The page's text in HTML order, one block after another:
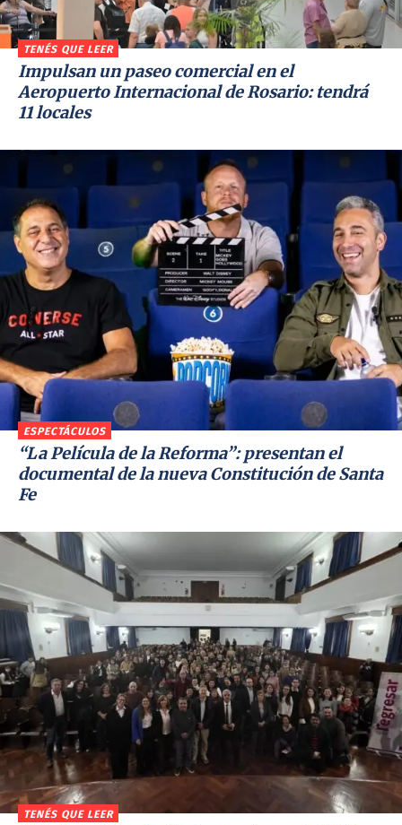
TENÉS QUE LEER
Impulsan un paseo comercial en el
Aeropuerto Internacional de Rosario: tendrá
11 locales
ESPECTÁCULOS
“La Película de la Reforma”: presentan el
documental de la nueva Constitución de Santa
Fe
TENÉS QUE LEER